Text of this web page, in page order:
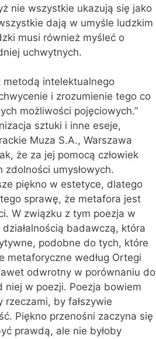
nie wszystkie ukazują się jako
dają w umyśle ludzkim
musi również myśleć o
uchwytnych.
metodą intelektualnego
i zrozumienie tego co
możliwości pojęciowych.”
sztuki i inne eseje,
Muza S.A., Warszawa
że za jej pomocą człowiek
umysłowych.
piękno w estetyce, dlatego
sprawę, że metafora jest
W związku z tym poezja w
badawczą, która
podobne do tych, które
metaforyczne według Ortegi
odwrotny w porównaniu do
niej w poezji. Poezja bowiem
by fałszywie
Piękno przenośni zaczyna się
prawdą, ale nie byłoby